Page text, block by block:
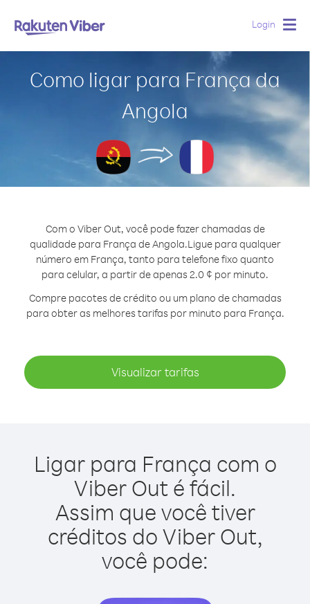
Login
Como ligar para França da
Angola
Com o Viber Out, você pode fazer chamadas de
qualidade para França de Angola.Ligue para qualquer
número em França, tanto para telefone fixo quanto
para celular, a partir de apenas 2.0 ¢ por minuto.
Compre pacotes de crédito ou um plano de chamadas
para obter as melhores tarifas por minuto para França.
Visualizar tarifas
Ligar para França com o
Viber Out é fácil.
Assim que você tiver
créditos do Viber Out,
você pode: